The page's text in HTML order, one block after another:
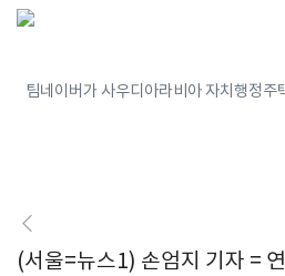
팀네이버가 사우디아라비아 자치행정
(서울=뉴스1) 손엄지 기자 =